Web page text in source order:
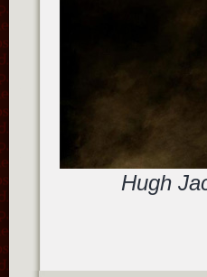
Hugh